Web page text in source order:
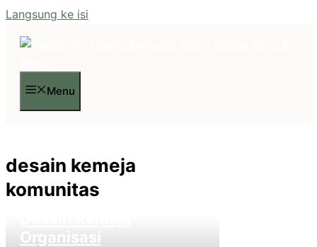
Langsung ke isi
Menu
desain kemeja
komunitas
Organisasi